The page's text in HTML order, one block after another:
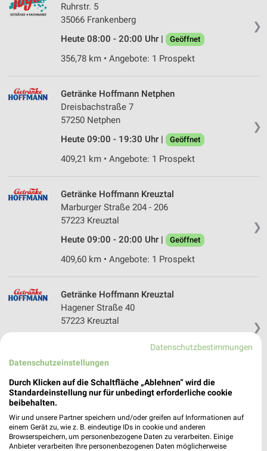
❯
Ruhrstr. 5
35066 Frankenberg
Heute 08:00 - 20:00 Uhr |
Geöffnet
356,78 km • Angebote: 1 Prospekt
❯
Getränke Hoffmann Netphen
Dreisbachstraße 7
57250 Netphen
Heute 09:00 - 19:30 Uhr |
Geöffnet
409,21 km • Angebote: 1 Prospekt
❯
Getränke Hoffmann Kreuztal
Marburger Straße 204 - 206
57223 Kreuztal
Heute 09:00 - 20:00 Uhr |
Geöffnet
409,60 km • Angebote: 1 Prospekt
❯
Getränke Hoffmann Kreuztal
Hagener Straße 40
57223 Kreuztal
411,07 km • Angebote: 1 Prospekt
Logo Getränke-Fachmarkt Lahntal Sterzhausen
35094 Lahntal Sterzhausen
Heute 08:30 - 19:00 Uhr | Geöffnet
Datenschutzbestimmungen
Datenschutzeinstellungen
Durch Klicken auf die Schaltfläche „Ablehnen“ wird die
Standardeinstellung nur für unbedingt erforderliche cookie
beibehalten.
Wir und unsere Partner speichern und/oder greifen auf Informationen auf
einem Gerät zu, wie z. B. eindeutige IDs in cookie und anderen
Browserspeichern, um personenbezogene Daten zu verarbeiten. Einige
Anbieter verarbeiten Ihre personenbezogenen Daten möglicherweise